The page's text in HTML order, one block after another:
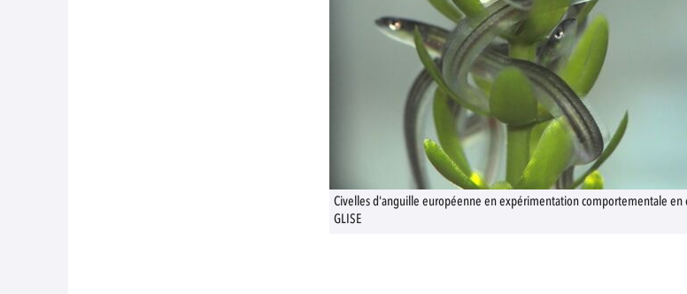
Civelles d'anguille européenne en expérimentation comportementale en
GLISE